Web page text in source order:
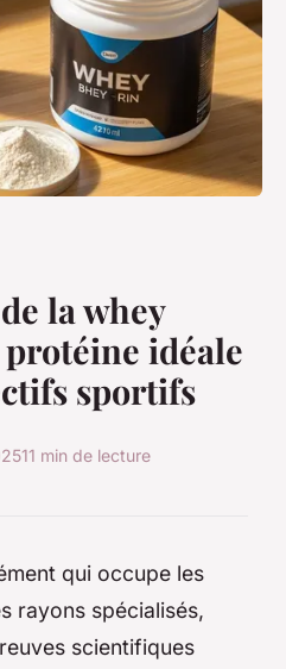
la whey
idéale
sportifs
11 min de lecture
qui occupe les
rayons spécialisés,
scientifiques